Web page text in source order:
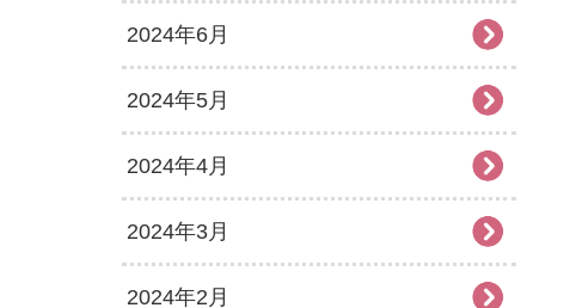
2024年6月
2024年5月
2024年4月
2024年3月
2024年2月